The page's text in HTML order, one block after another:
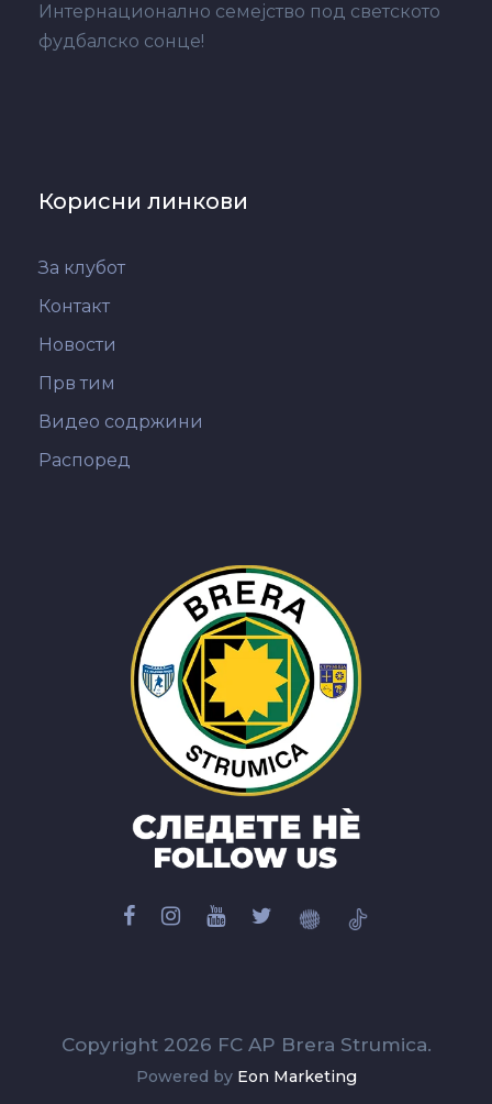
Интернационално семејство под светското
фудбалско сонце!
Корисни линкови
За клубот
Контакт
Новости
Прв тим
Видео содржини
Распоред
Copyright 2026 FC AP Brera Strumica.
Powered by Eon Marketing